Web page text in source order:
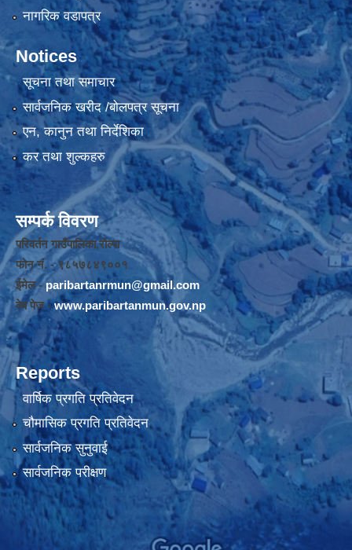
नागरिक वडापत्र
Notices
सूचना तथा समाचार
सार्वजनिक खरीद /बोलपत्र सूचना
एन, कानुन तथा निर्देशिका
कर तथा शुल्कहरु
सम्पर्क विवरण
परिवर्तन गाउँपालिका,रोल्पा
फोन नंं. - ९८५७८४९००१
ईमेल -paribartanrmun@gmail.com
वेब पेज -www.paribartanmun.gov.np
Reports
वार्षिक प्रगति प्रतिवेदन
चौमासिक प्रगति प्रतिवेदन
सार्वजनिक सुनुवाई
सार्वजनिक परीक्षण